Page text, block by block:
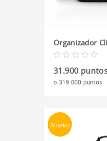
Organizador
31.900
o 319.000 puntos
Nuevo